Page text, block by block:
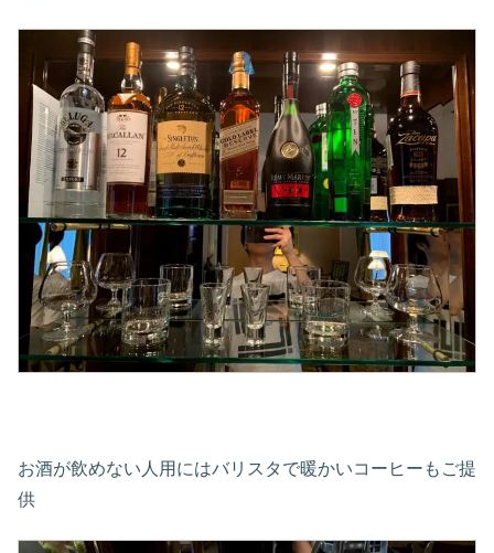
お酒が飲めない人用にはバリスタで暖かいコーヒーもご提
供